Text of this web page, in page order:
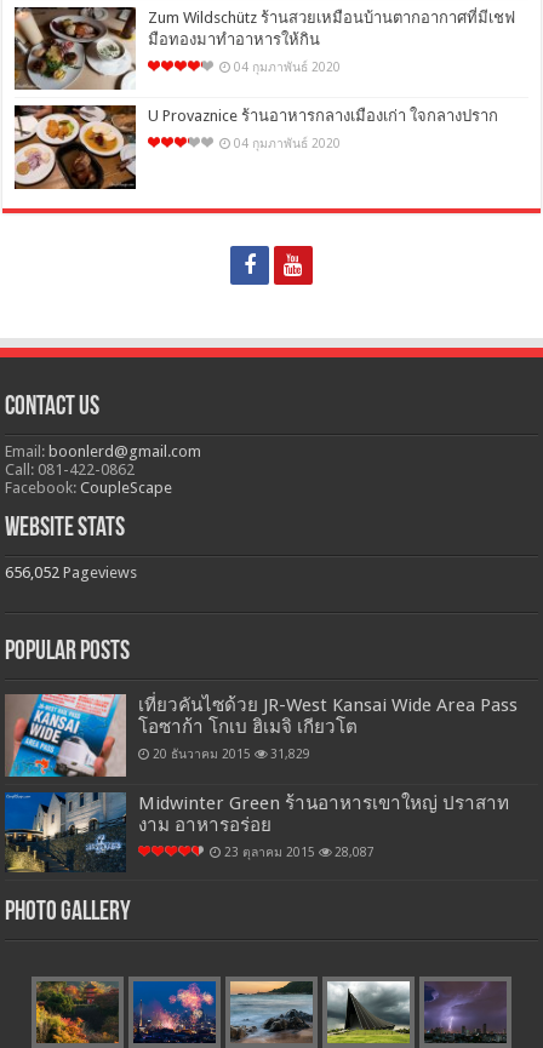
Zum Wildschütz ร้านสวยเหมือนบ้านตากอากาศที่มีเชฟ
มือทองมาทำอาหารให้กิน
04 กุมภาพันธ์ 2020
U Provaznice ร้านอาหารกลางเมืองเก่า ใจกลางปราก
04 กุมภาพันธ์ 2020
Contact Us
Email:boonlerd@gmail.com
Call: 081-422-0862
Facebook:CoupleScape
Website Stats
656,052 Pageviews
Popular Posts
เที่ยวคันไซด้วย JR-West Kansai Wide Area Pass
โอซาก้า โกเบ ฮิเมจิ เกียวโต
20 ธันวาคม 2015 31,829
Midwinter Green ร้านอาหารเขาใหญ่ ปราสาท
งาม อาหารอร่อย
23 ตุลาคม 2015 28,087
Photo Gallery